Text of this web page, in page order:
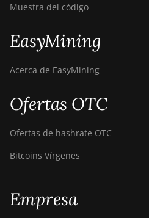
Muestra del código
EasyMining
Acerca de EasyMining
Ofertas OTC
Ofertas de hashrate OTC
Bitcoins Vírgenes
Empresa